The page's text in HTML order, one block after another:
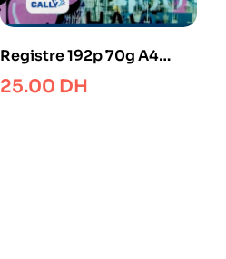
Registre 192p 70g A4
Couleur Cally
25.00 DH